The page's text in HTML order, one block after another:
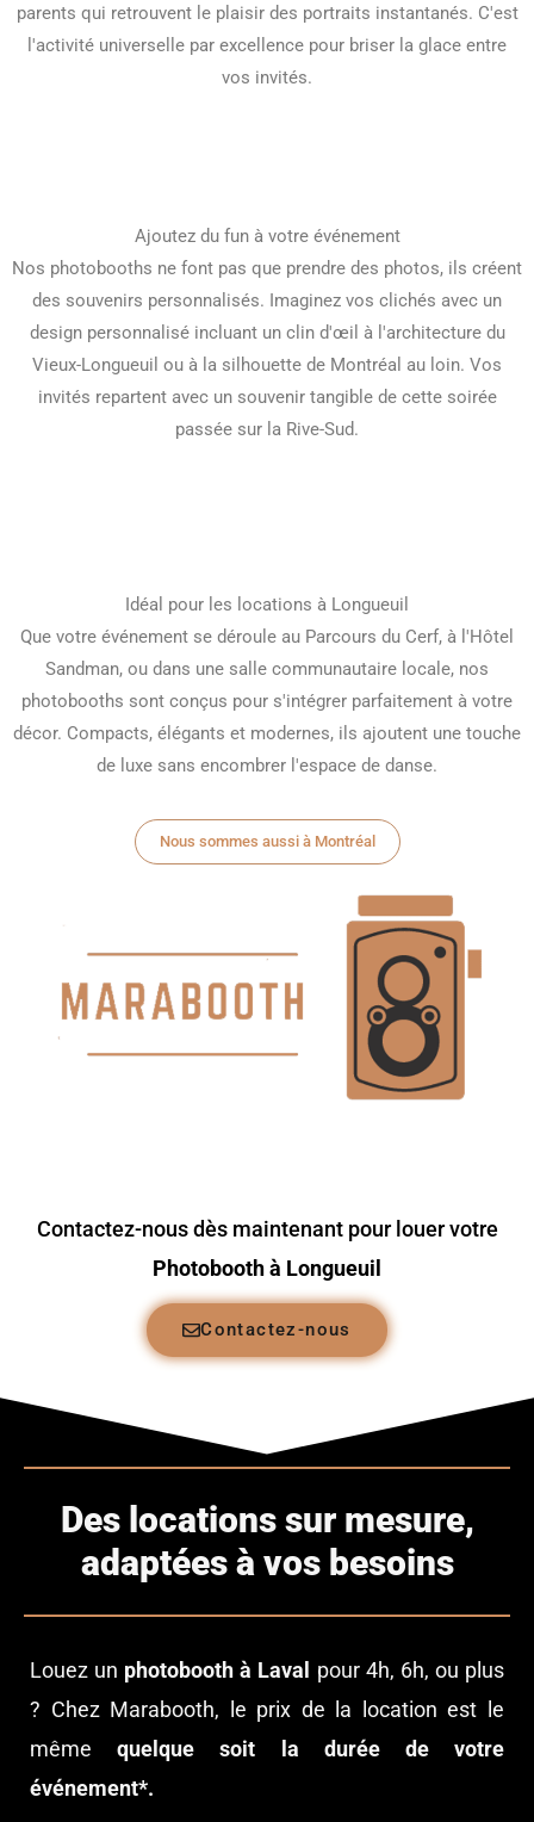
parents qui retrouvent le plaisir des portraits instantanés. C'est
l'activité universelle par excellence pour briser la glace entre
vos invités.
Ajoutez du fun à votre événement
Nos photobooths ne font pas que prendre des photos, ils créent
des souvenirs personnalisés. Imaginez vos clichés avec un
design personnalisé incluant un clin d'œil à l'architecture du
Vieux-Longueuil ou à la silhouette de Montréal au loin. Vos
invités repartent avec un souvenir tangible de cette soirée
passée sur la Rive-Sud.
Idéal pour les locations à Longueuil
Que votre événement se déroule au Parcours du Cerf, à l'Hôtel
Sandman, ou dans une salle communautaire locale, nos
photobooths sont conçus pour s'intégrer parfaitement à votre
décor. Compacts, élégants et modernes, ils ajoutent une touche
de luxe sans encombrer l'espace de danse.
Nous sommes aussi à Montréal
Contactez-nous dès maintenant pour louer votre
Photobooth à Longueuil
Contactez-nous
Des locations sur mesure,
adaptées à vos besoins
Louez un photobooth à Laval
pour 4h, 6h, ou plus
? Chez Marabooth, le prix de la location est le
mêmequelque soit la durée de votre
événement*.